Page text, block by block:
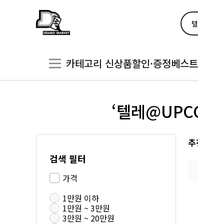
카테고리 신상품할인·증정베스트
‘텔레
검색 필터
가격
1만원 이하
1만원 ~ 3만원
3만원 ~ 20만원